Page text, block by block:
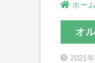
ホーム
オ
2021